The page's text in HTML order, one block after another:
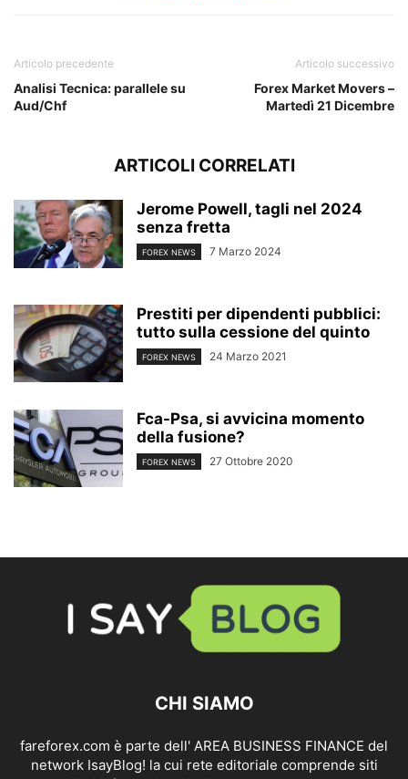
Articolo precedente
Analisi Tecnica: parallele su
Aud/Chf
Articolo successivo
Forex Market Movers –
Martedì 21 Dicembre
ARTICOLI CORRELATI
Jerome Powell, tagli nel 2024
senza fretta
FOREX NEWS 7 Marzo 2024
Prestiti per dipendenti pubblici:
tutto sulla cessione del quinto
FOREX NEWS 24 Marzo 2021
Fca-Psa, si avvicina momento
della fusione?
FOREX NEWS 27 Ottobre 2020
CHI SIAMO
fareforex.com è parte dell' AREA BUSINESS FINANCE del
network IsayBlog! la cui rete editoriale comprende siti